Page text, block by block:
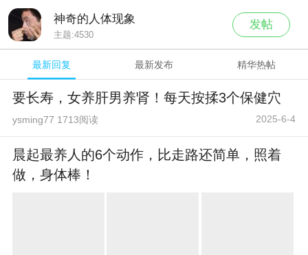
神奇的人体现象
主题:4530
发帖
最新回复 最新发布 精华热帖
要长寿，女养肝男养肾！每天按揉3个保健穴
ysming77 1713阅读 2025-6-4
晨起最养人的6个动作，比走路还简单，照着
做，身体棒！